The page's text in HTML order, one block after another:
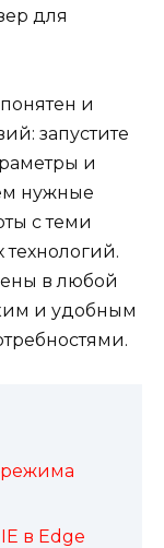
для
и
запустите
и
нужные
с теми
технологий.
в любой
и удобным
режима
в Edge